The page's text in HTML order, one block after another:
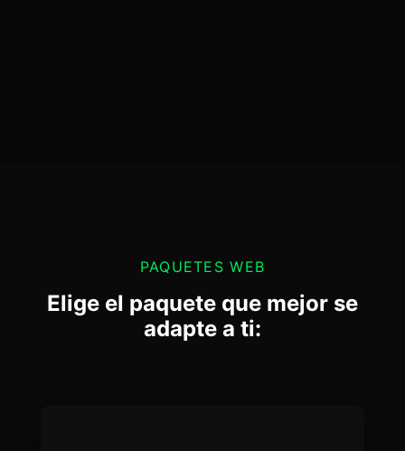
PAQUETES WEB
Elige el paquete que mejor se
adapte a ti: